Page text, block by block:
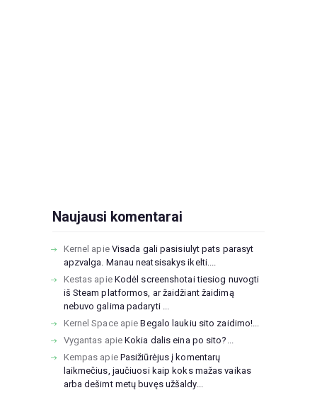
Naujausi komentarai
Kernel apie Visada gali pasisiulyt pats parasyt
apzvalga. Manau neatsisakys ikelti....
Kestas apie Kodėl screenshotai tiesiog nuvogti
iš Steam platformos, ar žaidžiant žaidimą
nebuvo galima padaryti ...
Kernel SpaceapieBegalo laukiu sito zaidimo!...
Vygantas apieKokia dalis eina po sito?...
Kempas apie Pasižiūrėjus į komentarų
laikmečius, jaučiuosi kaip koks mažas vaikas
arba dešimt metų buvęs užšaldy...